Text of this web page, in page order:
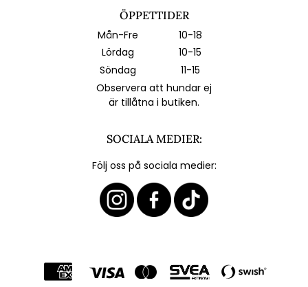
ÖPPETTIDER
Mån-Fre
10-18
Lördag
10-15
Söndag
11-15
Observera att hundar ej
är tillåtna i butiken.
SOCIALA MEDIER:
Följ oss på sociala medier: